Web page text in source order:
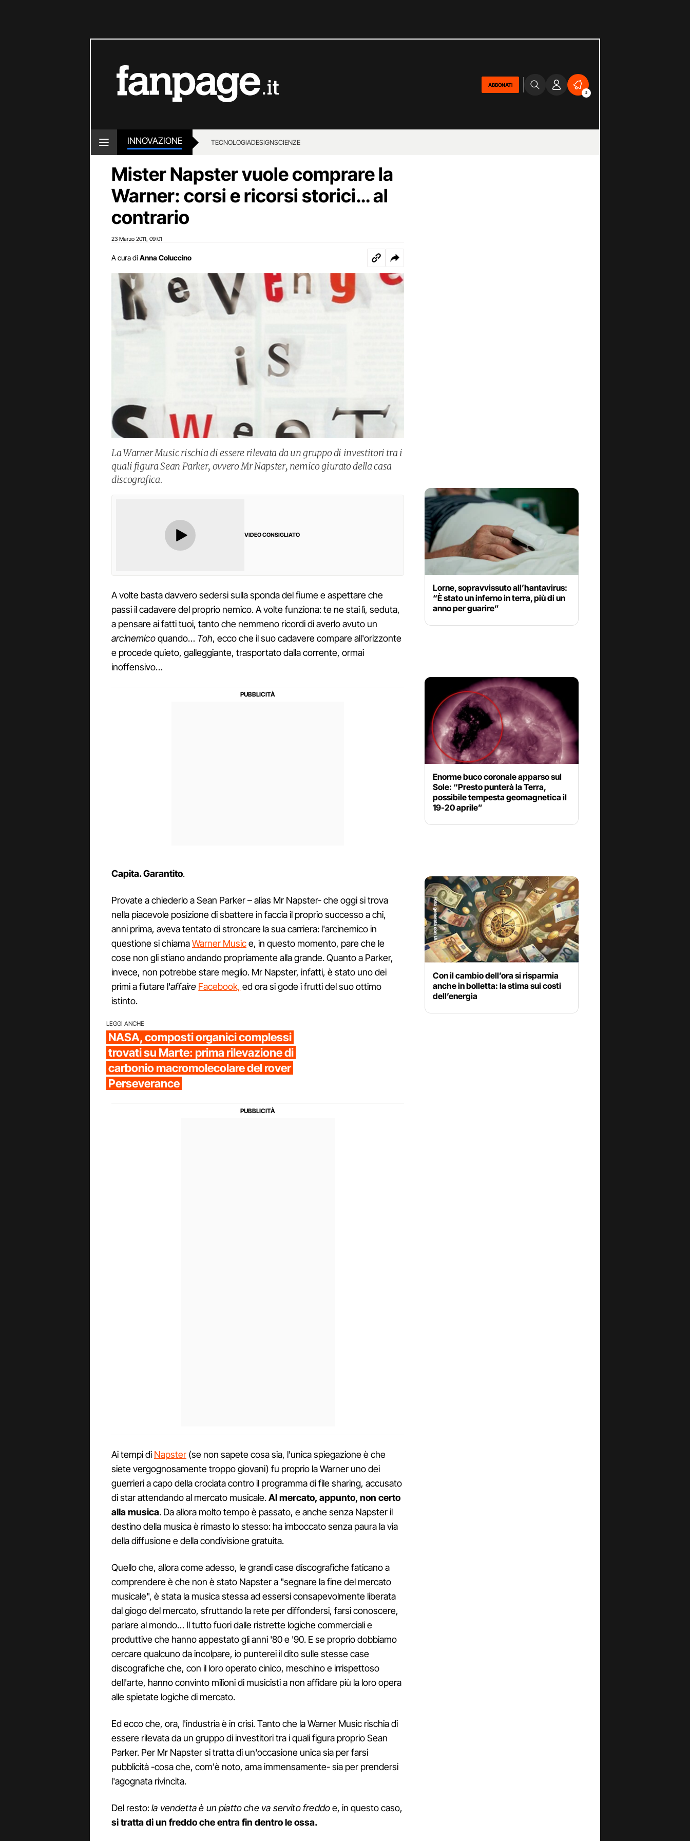
ABBONATI
2
INNOVAZIONE TECNOLOGIADESIGNSCIENZE
Mister Napster vuole comprare la
Warner: corsi e ricorsi storici… al
contrario
23 Marzo 2011 09:01
A cura di Anna Coluccino
La Warner Music rischia di essere rilevata da un gruppo di investitori tra i
quali figura Sean Parker, ovvero Mr Napster, nemico giurato della casa
discografica.
VIDEO CONSIGLIATO
A volte basta davvero sedersi sulla sponda del fiume e aspettare che
passi il cadavere del proprio nemico. A volte funziona: te ne stai lì, seduta,
a pensare ai fatti tuoi, tanto che nemmeno ricordi di averlo avuto un
arcinemicoquando… Toh, ecco che il suo cadavere compare all'orizzonte
e procede quieto, galleggiante, trasportato dalla corrente, ormai
inoffensivo…
Capita. Garantito.
Provate a chiederlo a Sean Parker – alias Mr Napster- che oggi si trova
nella piacevole posizione di sbattere in faccia il proprio successo a chi,
anni prima, aveva tentato di stroncare la sua carriera: l'arcinemico in
questione si chiamaWarner Musice, in questo momento, pare che le
cose non gli stiano andando propriamente alla grande. Quanto a Parker,
invece, non potrebbe stare meglio. Mr Napster, infatti, è stato uno dei
primi a fiutare l'affaire Facebook, ed ora si gode i frutti del suo ottimo
istinto.
LEGGI ANCHE
NASA, composti organici complessi
trovati su Marte: prima rilevazione di
carbonio macromolecolare del rover
Perseverance
Ai tempi di Napster (se non sapete cosa sia, l'unica spiegazione è che
siete vergognosamente troppo giovani) fu proprio la Warner uno dei
guerrieri a capo della crociata contro il programma di file sharing, accusato
di star attendando al mercato musicale.Al mercato, appunto, non certo
alla musica. Da allora molto tempo è passato, e anche senza Napster il
destino della musica è rimasto lo stesso: ha imboccato senza paura la via
della diffusione e della condivisione gratuita.
Quello che, allora come adesso, le grandi case discografiche faticano a
comprendere è che non è stato Napster a "segnare la fine del mercato
musicale", è stata la musica stessa ad essersi consapevolmente liberata
dal giogo del mercato, sfruttando la rete per diffondersi, farsi conoscere,
parlare al mondo… Il tutto fuori dalle ristrette logiche commerciali e
produttive che hanno appestato gli anni '80 e '90. E se proprio dobbiamo
cercare qualcuno da incolpare, io punterei il dito sulle stesse case
discografiche che, con il loro operato cinico, meschino e irrispettoso
dell'arte, hanno convinto milioni di musicisti a non affidare più la loro opera
alle spietate logiche di mercato.
Ed ecco che, ora, l'industria è in crisi. Tanto che la Warner Music rischia di
essere rilevata da un gruppo di investitori tra i quali figura proprio Sean
Parker. Per Mr Napster si tratta di un'occasione unica sia per farsi
pubblicità -cosa che, com'è noto, ama immensamente- sia per prendersi
l'agognata rivincita.
Del resto:la vendetta è un piatto che va servito freddoe, in questo caso,
si tratta di un freddo che entra fin dentro le ossa.
Lorne, sopravvissuto all’hantavirus:
“È stato un inferno in terra, più di un
anno per guarire”
Enorme buco coronale apparso sul
Sole: “Presto punterà la Terra,
possibile tempesta geomagnetica il
19-20 aprile”
Con il cambio dell’ora si risparmia
anche in bolletta: la stima sui costi
dell’energia